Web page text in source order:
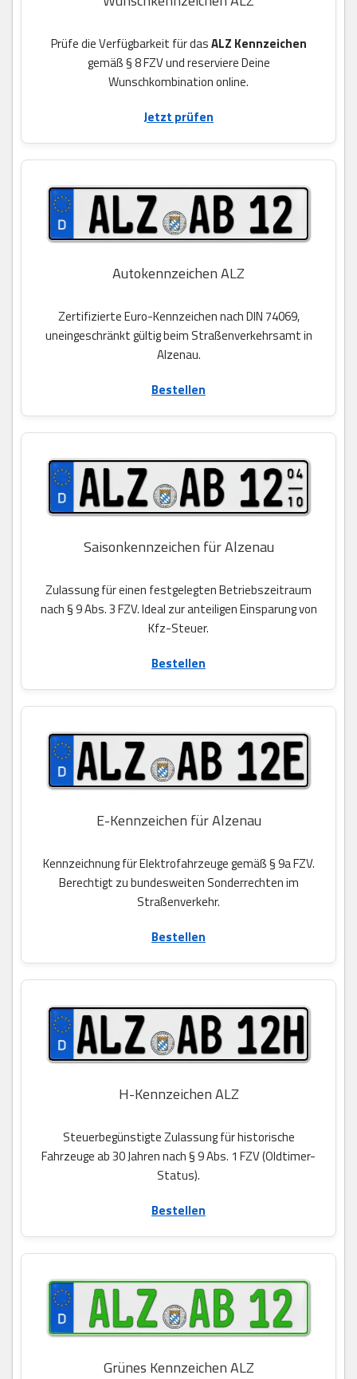
Prüfe die Verfügbarkeit für dasALZ Kennzeichen
gemäß § 8 FZV und reserviere Deine
Wunschkombination online.
Jetzt prüfen
Autokennzeichen ALZ
Zertifizierte Euro-Kennzeichen nach DIN 74069,
uneingeschränkt gültig beim Straßenverkehrsamt in
Alzenau.
Bestellen
Saisonkennzeichen für Alzenau
Zulassung für einen festgelegten Betriebszeitraum
nach § 9 Abs. 3 FZV. Ideal zur anteiligen Einsparung von
Kfz-Steuer.
Bestellen
E-Kennzeichen für Alzenau
Kennzeichnung für Elektrofahrzeuge gemäß § 9a FZV.
Berechtigt zu bundesweiten Sonderrechten im
Straßenverkehr.
Bestellen
H-Kennzeichen ALZ
Steuerbegünstigte Zulassung für historische
Fahrzeuge ab 30 Jahren nach § 9 Abs. 1 FZV (Oldtimer-
Status).
Bestellen
Grünes Kennzeichen ALZ